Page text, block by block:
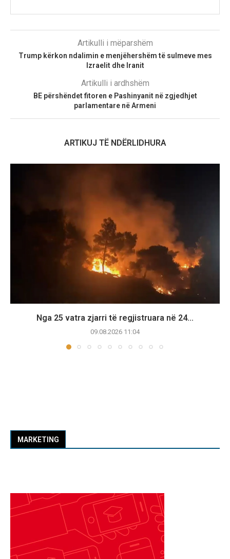
Artikulli i mëparshëm
Trump kërkon ndalimin e menjëhershëm të sulmeve mes
Izraelit dhe Iranit
Artikulli i ardhshëm
BE përshëndet fitoren e Pashinyanit në zgjedhjet
parlamentare në Armeni
ARTIKUJ TË NDËRLIDHURA
Nga 25 vatra zjarri të regjistruara në 24...
09.08.2026 11:04
MARKETING